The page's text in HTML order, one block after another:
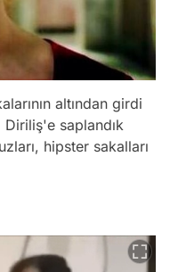
altından girdi
Diriliş'e saplandık
hipster sakalları